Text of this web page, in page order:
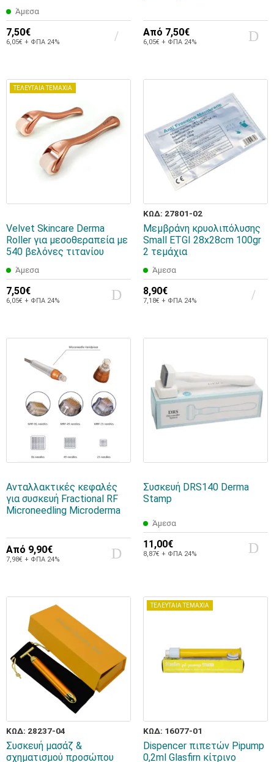
Άμεσα
7,50€
6,05€ + ΦΠΑ 24%
Από 7,50€
6,05€ + ΦΠΑ 24%
ΤΕΛΕΥΤΑΙΑ ΤΕΜΑΧΙΑ
Velvet Skincare Derma
Roller για μεσοθεραπεία με
540 βελόνες τιτανίου
Άμεσα
7,50€
6,05€ + ΦΠΑ 24%
ΚΩΔ: 27801-02
Μεμβράνη κρυολιπόλυσης
Small ETGI 28x28cm 100gr
2 τεμάχια
Άμεσα
8,90€
7,18€ + ΦΠΑ 24%
Ανταλλακτικές κεφαλές
για συσκευή Fractional RF
Microneedling Microderma
Από 9,90€
7,98€ + ΦΠΑ 24%
Συσκευή DRS140 Derma
Stamp
Άμεσα
11,00€
8,87€ + ΦΠΑ 24%
ΚΩΔ: 28237-04
Συσκευή μασάζ &
σχηματισμού προσώπου
ΤΕΛΕΥΤΑΙΑ ΤΕΜΑΧΙΑ
ΚΩΔ: 16077-01
Dispencer πιπετών Pipump
0,2ml Glasfirn κίτρινο